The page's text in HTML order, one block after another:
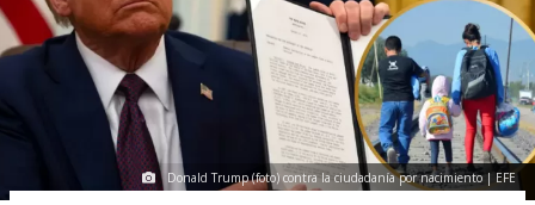
Donald Trump (foto) contra la ciudadanía por nacimiento | EFE